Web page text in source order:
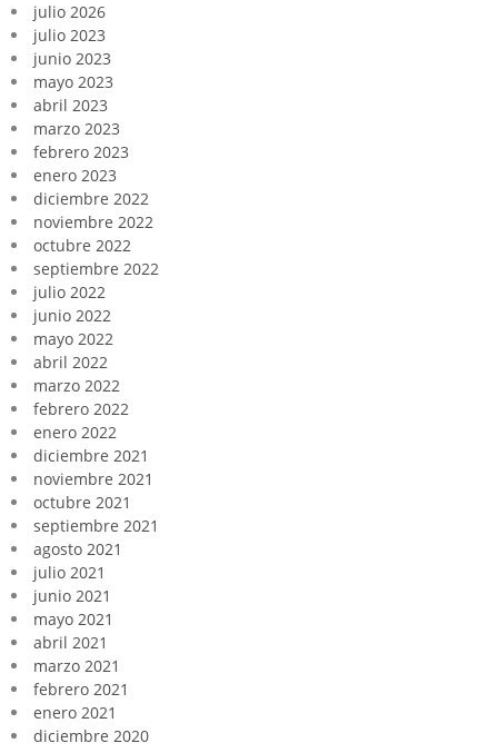
julio 2026
julio 2023
junio 2023
mayo 2023
abril 2023
marzo 2023
febrero 2023
enero 2023
diciembre 2022
noviembre 2022
octubre 2022
septiembre 2022
julio 2022
junio 2022
mayo 2022
abril 2022
marzo 2022
febrero 2022
enero 2022
diciembre 2021
noviembre 2021
octubre 2021
septiembre 2021
agosto 2021
julio 2021
junio 2021
mayo 2021
abril 2021
marzo 2021
febrero 2021
enero 2021
diciembre 2020